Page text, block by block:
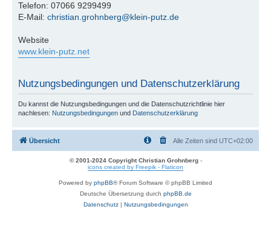
Telefon: 07066 9299499
E-Mail: christian.grohnberg@klein-putz.de
Website
www.klein-putz.net
Nutzungsbedingungen und Datenschutzerklärung
Du kannst die Nutzungsbedingungen und die Datenschutzrichtlinie hier
nachlesen: Nutzungsbedingungen und Datenschutzerklärung
Übersicht Alle Zeiten sind UTC+02:00
© 2001-2024 Copyright Christian Grohnberg-
icons created by Freepik - Flaticon
Powered by phpBB® Forum Software © phpBB Limited
Deutsche Übersetzung durch phpBB.de
Datenschutz| Nutzungsbedingungen